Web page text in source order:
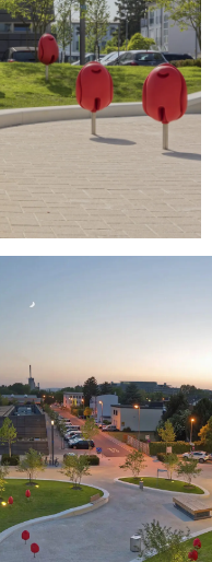
POLÍTICA DE
GO TO CORPORATE SITE